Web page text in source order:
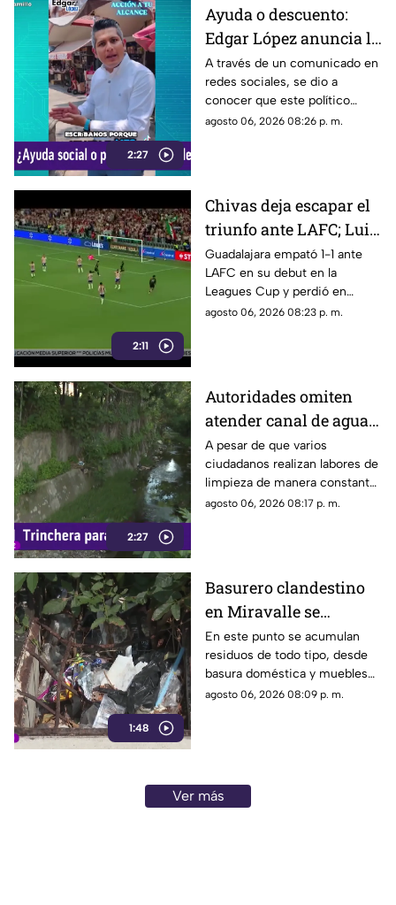
2:27
Ayuda o descuento:
Edgar López anuncia la
nueva estrategia para
ayudar algunas
familias
A través de un comunicado en
redes sociales, se dio a
conocer que este político
presuntamente busca ayudar a
agosto 06, 2026 08:26 p. m.
2:11
Chivas deja escapar el
triunfo ante LAFC; Luis
Romo es señalado por
su cobro en penales
Guadalajara empató 1-1 ante
LAFC en su debut en la
Leagues Cup y perdió en
penales; Luis Romo fue
agosto 06, 2026 08:23 p. m.
2:27
Autoridades omiten
atender canal de agua
contaminado en
Tonalá
A pesar de que varios
ciudadanos realizan labores de
limpieza de manera constante
en la zona, algunas personas
agosto 06, 2026 08:17 p. m.
1:48
Basurero clandestino
en Miravalle se
convierte en un foco de
infección por
acumulación de
residuos.
En este punto se acumulan
residuos de todo tipo, desde
basura doméstica y muebles
viejos hasta animales muertos,
condiciones insalubres del
lugar.
agosto 06, 2026 08:09 p. m.
Ver más